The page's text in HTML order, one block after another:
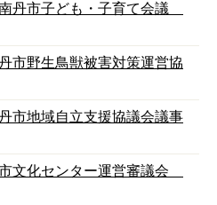
市子ども・子育て会議
市野生鳥獣被害対策運営協
市地域自立支援協議会議事
文化センター運営審議会